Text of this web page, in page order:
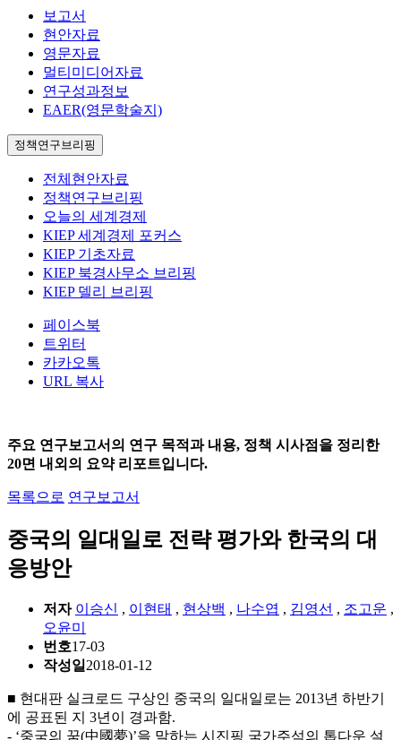
보고서
현안자료
영문자료
멀티미디어자료
연구성과정보
EAER(영문학술지)
정책연구브리핑
전체현안자료
정책연구브리핑
오늘의 세계경제
KIEP 세계경제 포커스
KIEP 기초자료
KIEP 북경사무소 브리핑
KIEP 델리 브리핑
페이스북
트위터
카카오톡
URL 복사
주요 연구보고서의 연구 목적과 내용, 정책 시사점을 정리한
20면 내외의 요약 리포트입니다.
목록으로 연구보고서
중국의 일대일로 전략 평가와 한국의 대
응방안
저자 이승신 , 이현태 , 현상백 , 나수엽 , 김영선 , 조고운 ,
오윤미
번호17-03
작성일 2018-01-12
■ 현대판 실크로드 구상인 중국의 일대일로는 2013년 하반기
에 공표된 지 3년이 경과함.
- ‘중국의 꿈(中國夢)’을 말하는 시진핑 국가주석의 톱다운 설